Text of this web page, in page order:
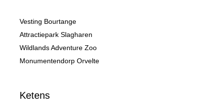
Vesting Bourtange
Attractiepark Slagharen
Wildlands Adventure Zoo
Monumentendorp Orvelte
Ketens